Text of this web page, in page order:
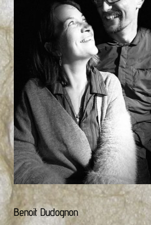
Benoit Dudognon